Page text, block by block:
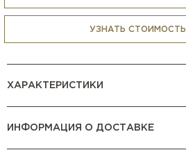
УЗНАТЬ СТОИМОСТЬ
ХАРАКТЕРИСТИКИ
ИНФОРМАЦИЯ О ДОСТАВКЕ